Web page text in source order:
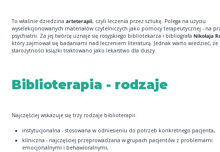
To właśnie dziedzina arteterapii, czyli leczenia przez sztukę. Polega na użyciu
wyselekcjonowanych materiałów czytelniczych jako pomocy terapeutycznej - na
psychiatrii. Za jej twórcę uznaje się rosyjskiego bibliotekarza i bibliografa Nikołaja
który zajmował się badaniami nad leczeniem literaturą. Jednak warto wiedzieć, że
starożytności książki traktowano jako lekarstwo dla duszy.
Biblioterapia - rodzaje
Najczęściej wskazuje się trzy rodzaje biblioterapii:
instytucjonalna - stosowana w odniesieniu do potrzeb konkretnego pacjenta,
kliniczna - najczęściej przeprowadzana w grupach pacjentów z problemami
emocjonalnymi i behawioralnymi,